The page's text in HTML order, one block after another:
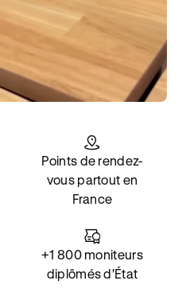
Points de rendez-
vous partout en
France
+1 800 moniteurs
diplômés d'État